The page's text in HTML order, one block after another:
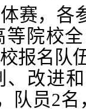
赛，各
等院校全
报名队
、改进
队员2名